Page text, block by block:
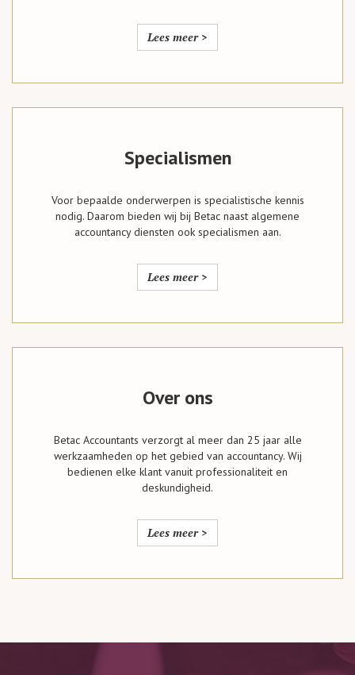
Lees meer >
Specialismen
Voor bepaalde onderwerpen is specialistische kennis
nodig. Daarom bieden wij bij Betac naast algemene
accountancy diensten ook specialismen aan.
Lees meer >
Over ons
Betac Accountants verzorgt al meer dan 25 jaar alle
werkzaamheden op het gebied van accountancy. Wij
bedienen elke klant vanuit professionaliteit en
deskundigheid.
Lees meer >